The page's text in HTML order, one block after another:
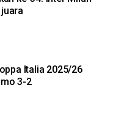
Italia 2025/26
3-2